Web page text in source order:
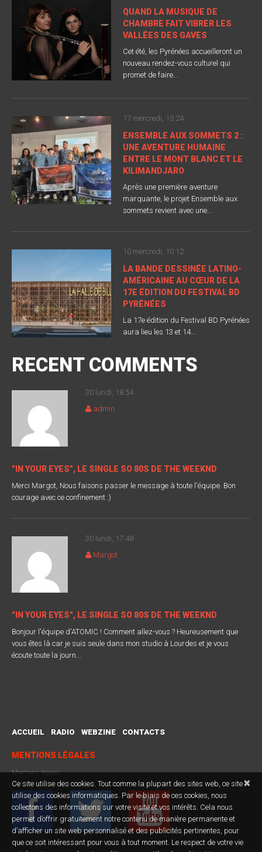
QUAND LA MUSIQUE DE
CHAMBRE FAIT VIBRER LES
VALLÉES DES GAVES
Cet été, les Pyrénées accueilleront un
nouveau rendez-vous culturel qui
promet de faire...
17 mercredi, 15:24
ENSEMBLE AUX SOMMETS 2 :
UNE AVENTURE HUMAINE
ENTRE LE MONT BLANC ET LE
KILIMANDJARO
Après une première aventure
marquante, le projet Ensemble aux
sommets revient avec une...
10 mercredi, 10:12
LA BANDE DESSINÉE LATINO-
AMÉRICAINE AU CŒUR DE LA
17E ÉDITION DU FESTIVAL BD
PYRÉNÉES
La 17e édition du Festival BD Pyrénées
aura lieu les 13 et 14...
RECENT COMMENTS
30 lundi, 18:54
admin
"IN YOUR EYES", LE SINGLE SO 80S DE THE WEEKND
Merci Margot, Nous faisons passer le message à toute l'équipe. Bon
courage avec ce confinement :)
30 lundi, 17:48
Margot
"IN YOUR EYES", LE SINGLE SO 80S DE THE WEEKND
Bonjour l'équipe d'ATOMIC ! Comment allez-vous ? Heureusement que
vous êtes là car je suis seule dans mon studio à Lourdes et je vous
écoute toute la journ...
ACCUEIL RADIO WEBZINE CONTACTS
MENTIONS LÉGALES
Mentions légales
×
Ce site utilise des cookies. Tout comme la plupart des sites web, ce site
utilise des cookies informatiques. Par le biais de ces cookies, nous
collectons des informations sur votre visite et vos intérêts. Cela nous
permet d’offrir gratuitement notre contenu de manière permanente et
d’afficher un site web personnalisé et des publicités pertinentes, pour
que ce soit intéressant pour vous à tout moment. Le respect de votre vie